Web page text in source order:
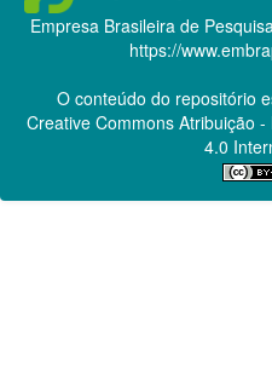
Empresa Brasileira de
https://
O conteúdo do repositório
Creative CommonsAtribuição -
4.0